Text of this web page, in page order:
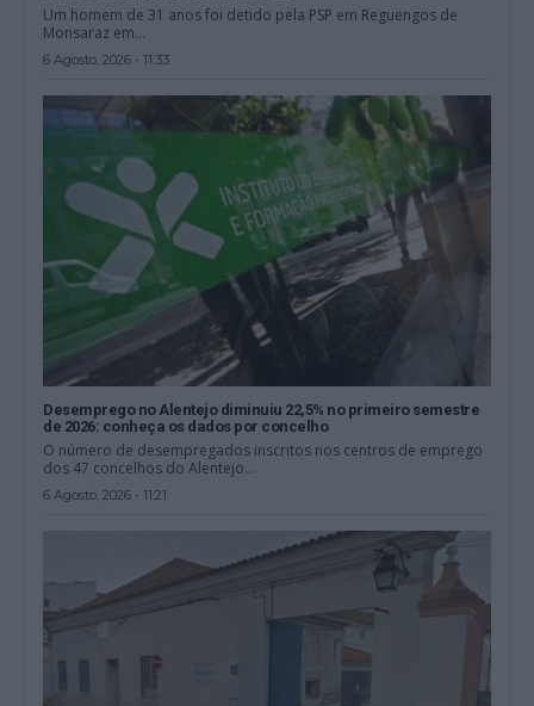
Um homem de 31 anos foi detido pela PSP em Reguengos de
Monsaraz em...
6 Agosto, 2026 - 11:33
Desemprego no Alentejo diminuiu 22,5% no primeiro semestre
de 2026: conheça os dados por concelho
O número de desempregados inscritos nos centros de emprego
dos 47 concelhos do Alentejo...
6 Agosto, 2026 - 11:21